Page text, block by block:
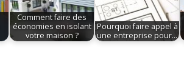
Comment faire des
économies en isolant
votre maison ?
Pourquoi faire appel à
une entreprise pour…